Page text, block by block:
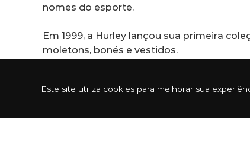
Este site utiliza cookies para melhorar sua
nomes do esporte.
Em 1999, a Hurley lançou sua primeira
moletons, bonés e vestidos.
áreas.